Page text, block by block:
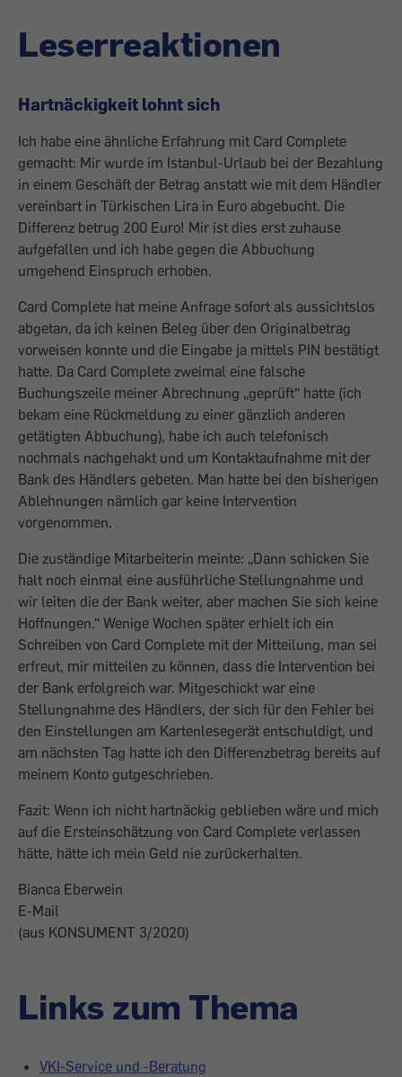
Leserreaktionen
Hartnäckigkeit lohnt sich
Ich habe eine ähnliche Erfahrung mit Card Complete
gemacht: Mir wurde im Istanbul-Urlaub bei der Bezahlung
in einem Geschäft der Betrag anstatt wie mit dem Händler
vereinbart in Türkischen Lira in Euro abgebucht. Die
Differenz betrug 200 Euro! Mir ist dies erst zuhause
aufgefallen und ich habe gegen die Abbuchung
umgehend Einspruch erhoben.
Card Complete hat meine Anfrage sofort als aussichtslos
abgetan, da ich keinen Beleg über den Originalbetrag
vorweisen konnte und die Eingabe ja mittels PIN bestätigt
hatte. Da Card Complete zweimal eine falsche
Buchungszeile meiner Abrechnung „geprüft“ hatte (ich
bekam eine Rückmeldung zu einer gänzlich anderen
getätigten Abbuchung), habe ich auch telefonisch
nochmals nachgehakt und um Kontaktaufnahme mit der
Bank des Händlers gebeten. Man hatte bei den bisherigen
Ablehnungen nämlich gar keine Intervention
vorgenommen.
Die zuständige Mitarbeiterin meinte: „Dann schicken Sie
halt noch einmal eine ausführliche Stellungnahme und
wir leiten die der Bank weiter, aber machen Sie sich keine
Hoffnungen.“ Wenige Wochen später erhielt ich ein
Schreiben von Card Complete mit der Mitteilung, man sei
erfreut, mir mitteilen zu können, dass die Intervention bei
der Bank erfolgreich war. Mitgeschickt war eine
Stellungnahme des Händlers, der sich für den Fehler bei
den Einstellungen am Kartenlesegerät entschuldigt, und
am nächsten Tag hatte ich den Differenzbetrag bereits auf
meinem Konto gutgeschrieben.
Fazit: Wenn ich nicht hartnäckig geblieben wäre und mich
auf die Ersteinschätzung von Card Complete verlassen
hätte, hätte ich mein Geld nie zurückerhalten.
Bianca Eberwein
E-Mail
(aus KONSUMENT 3/2020)
Links zum Thema
VKI-Service und -Beratung